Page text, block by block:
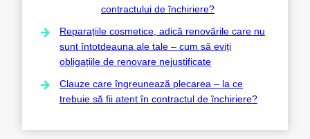
contractului de închiriere?
Reparațiile cosmetice, adică renovările care nu
sunt întotdeauna ale tale – cum să eviți
obligațiile de renovare nejustificate
Clauze care îngreunează plecarea – la ce
trebuie să fii atent în contractul de închiriere?